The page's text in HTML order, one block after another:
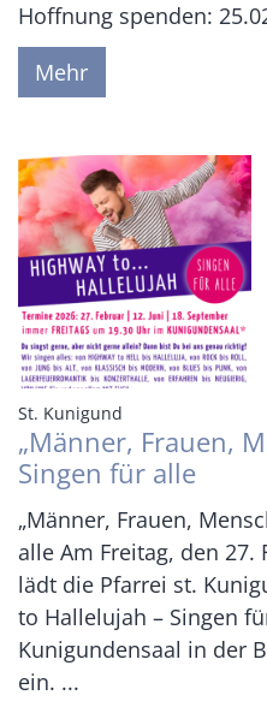
Hoffnung spenden:
Mehr
St. Kunigund
„Männer, Frauen,
Singen für alle
„Männer, Frauen,
alle Am Freitag, den 27.
lädt die Pfarrei st.
to Hallelujah – Singen
Kunigundensaal in der
ein. ...